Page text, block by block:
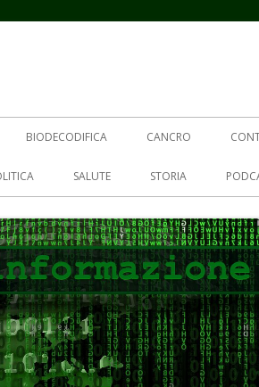
BIODECODIFICA CANCRO
SALUTE STORIA